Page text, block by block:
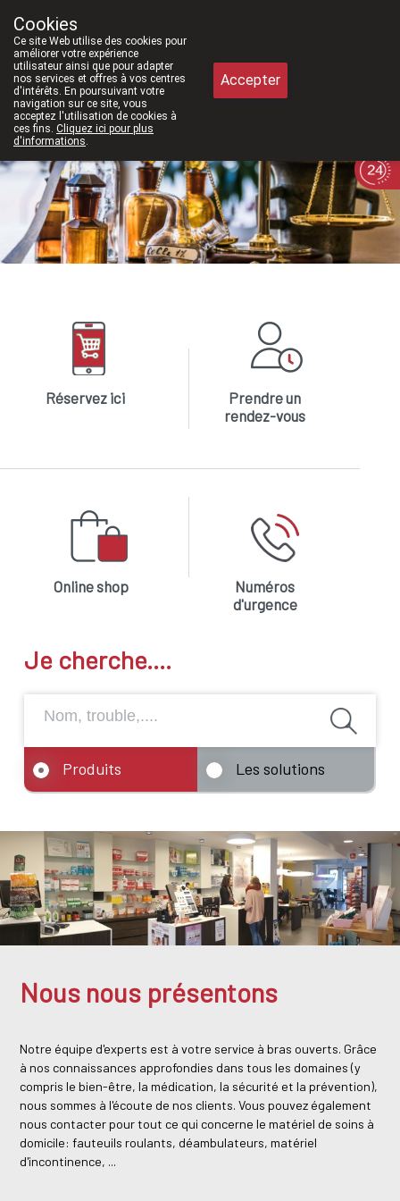
Aujourd'hui A présentfermé
Réservez ici
Prendre un
rendez-vous
Online shop
Numéros
d'urgence
Je cherche....
Produits Les solutions
Nous nous présentons
Notre équipe d'experts est à votre service à bras ouverts. Grâce
à nos connaissances approfondies dans tous les domaines (y
compris le bien-être, la médication, la sécurité et la prévention),
nous sommes à l'écoute de nos clients. Vous pouvez également
nous contacter pour tout ce qui concerne le matériel de soins à
domicile: fauteuils roulants, déambulateurs, matériel
d'incontinence, ...
Cookies
Ce site Web utilise des cookies pour
améliorer votre expérience
utilisateur ainsi que pour adapter
nos services et offres à vos centres
d'intérêts. En poursuivant votre
navigation sur ce site, vous
acceptez l'utilisation de cookies à
ces fins. Cliquez ici pour plus
d'informations.
Accepter